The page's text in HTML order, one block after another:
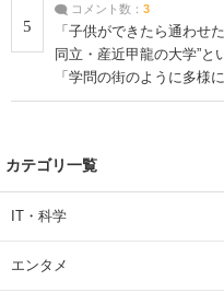
5
コメント数： 3
「子供ができたら通わせ
同立・産近甲龍の大学”
「学問の街のように多様
| 大学 ねとらぼリサーチ
カテゴリ一覧
IT・科学
エンタメ